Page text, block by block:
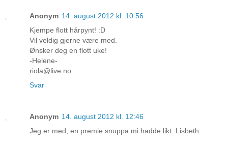
Anonym 14. august 2012 kl. 10:56
Kjempe flott hårpynt! :D
Vil veldig gjerne være med.
Ønsker deg en flott uke!
-Helene-
riola@live.no
Svar
Anonym 14. august 2012 kl. 12:46
Jeg er med, en premie snuppa mi hadde likt. Lisbeth